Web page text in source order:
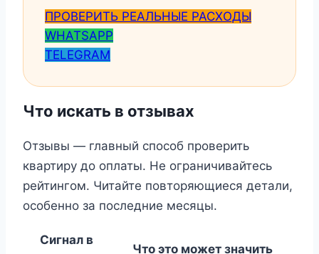
ПРОВЕРИТЬ РЕАЛЬНЫЕ РАСХОДЫ
WHATSAPP
TELEGRAM
Что искать в отзывах
Отзывы — главный способ проверить
квартиру до оплаты. Не ограничивайтесь
рейтингом. Читайте повторяющиеся детали,
особенно за последние месяцы.
Сигнал в
Что это может значить